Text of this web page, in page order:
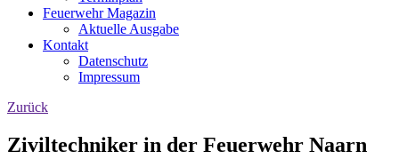
Feuerwehr Magazin
Aktuelle Ausgabe
Kontakt
Datenschutz
Impressum
Zurück
Ziviltechniker in der Feuerwehr Naarn